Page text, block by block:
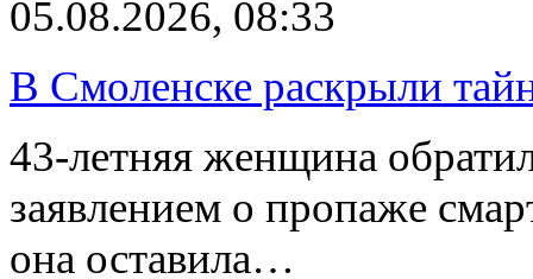
05.08.2026, 08:33
В Смоленске раскрыли
43-летняя женщина
заявлением о пропаже
она оставила…